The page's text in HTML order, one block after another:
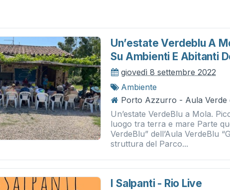
Un’estate Verdeblu A
Su Ambienti E Abitanti
giovedì 8 settembre 2022
Ambiente
Porto Azzurro - Aula Verde
Un’estate VerdeBlu a Mola.
luogo tra terra e mare Parte
VerdeBlu” dell’Aula VerdeBlu
struttura del Parco...
I Salpanti - Rio Live